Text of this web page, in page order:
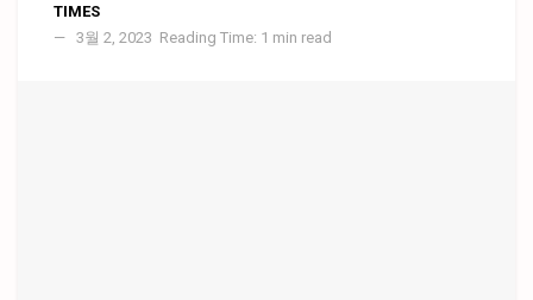
TIMES
3월 2, 2023 Reading Time: 1 min read